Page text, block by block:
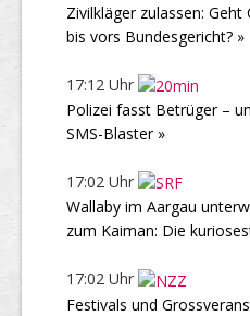
Zivilkläger zulassen:
bis vors Bundesgericht? »
17:12 Uhr
Polizei fasst Betrüger –
SMS-Blaster »
17:02 Uhr
Wallaby im Aargau
zum Kaiman: Die
17:02 Uhr
Festivals und